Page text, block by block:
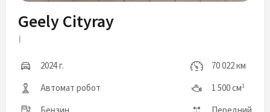
Geely Cityray
I
2024 г.
70 022 км
Автомат робот
1 500 см3